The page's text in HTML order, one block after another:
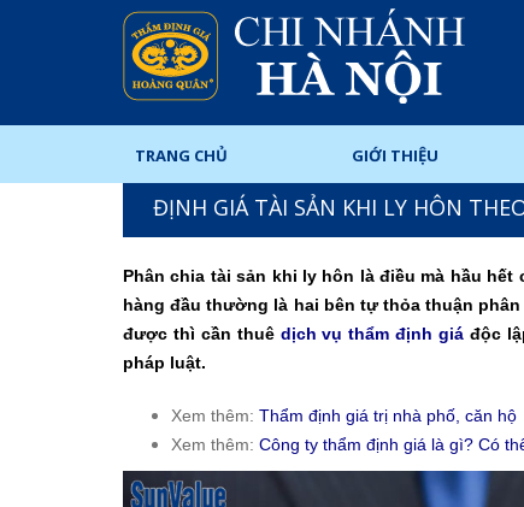
TRANG CHỦ GIỚI THIỆU
ĐỊNH GIÁ TÀI SẢN KHI LY HÔN
Phân chia tài sản khi ly hôn là điều mà hầu
hàng đầu thường là hai bên tự thỏa thuận
được thì cần thuê dịch vụ thẩm định giá độc
pháp luật.
Xem thêm: Thẩm định giá trị nhà phố, căn hộ
Xem thêm: Công ty thẩm định giá là gì? Có